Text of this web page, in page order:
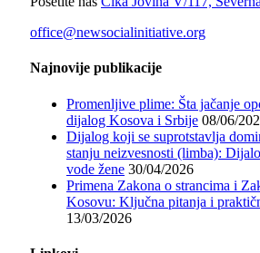
office@newsocialinitiative.org
Najnovije publikacije
Promenljive plime: Šta jačanje
dijalog Kosova i Srbije 08/06/
Dijalog koji se suprotstavlja
stanju neizvesnosti (limba):
vode žene 30/04/2026
Primena Zakona o strancima i
Kosovu: Ključna pitanja i
13/03/2026